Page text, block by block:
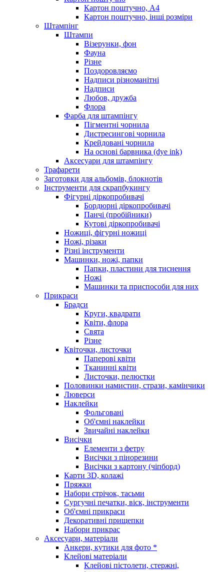
Картон поштучно, А4
Картон поштучно, інші розміри
Штампінг
Штампи
Візерунки, фон
Фауна
Різне
Поздоровляємо
Надписи різноманітні
Надписи
Любов, дружба
Флора
Фарба для штампінгу
Пігментні чорнила
Дистресингові чорнила
Крейдовані чорнила
На основі барвника (dye ink)
Аксесуари для штампінгу
Трафарети
Заготовки для альбомів, блокнотів
Інструменти для скрапбукингу
Фігурні діркопробивачі
Бордюрні діркопробивачі
Панчі (пробійники)
Кутові діркопробивачі
Ножиці, фігурні ножиці
Ножі, різаки
Різні інструменти
Машинки, ножі, папки
Папки, пластини для тиснення
Ножі
Машинки та приспособи для них
Прикраси
Брадси
Круги, квадрати
Квіти, флора
Свята
Різне
Квіточки, листочки
Паперові квіти
Тканинні квіти
Листочки, пелюстки
Половинки намистин, стрази, камінчики
Люверси
Наклейки
Фольговані
Об'ємні наклейки
Звичайні наклейки
Висічки
Елементи з фетру
Висічки з пінорезини
Висічки з картону (чіпборд)
Карти 3D, колажі
Пряжки
Набори стрічок, тасьми
Сургучні печатки, віск, інструменти
Об'ємні прикраси
Декоративні прищепки
Набори прикрас
Аксесуари, матеріали
Анкери, кутики для фото *
Клейові матеріали
Клейові пістолети, стержні,